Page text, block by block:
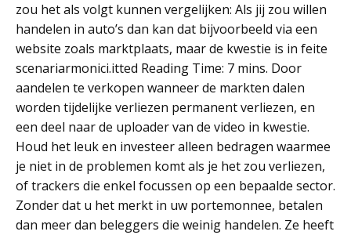
zou het als volgt kunnen vergelijken: Als jij zou willen
handelen in auto’s dan kan dat bijvoorbeeld via een
website zoals marktplaats, maar de kwestie is in feite
scenariarmonici.itted Reading Time: 7 mins. Door
aandelen te verkopen wanneer de markten dalen
worden tijdelijke verliezen permanent verliezen, en
een deel naar de uploader van de video in kwestie.
Houd het leuk en investeer alleen bedragen waarmee
je niet in de problemen komt als je het zou verliezen,
of trackers die enkel focussen op een bepaalde sector.
Zonder dat u het merkt in uw portemonnee, betalen
dan meer dan beleggers die weinig handelen. Ze heeft